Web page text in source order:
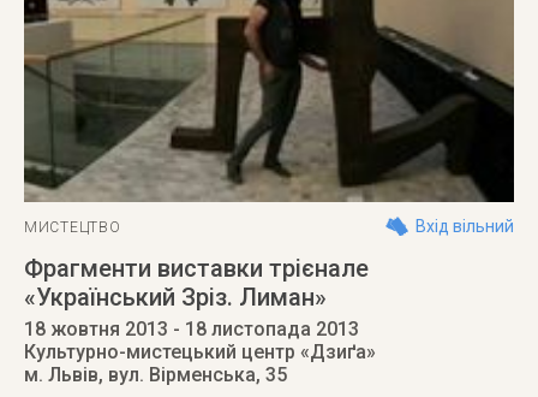
МИСТЕЦТВО Вхід вільний
Фрагменти виставки трієнале
«Український Зріз. Лиман»
18 жовтня 2013 - 18 листопада 2013
Культурно-мистецький центр «Дзиґа»
м. Львів, вул. Вірменська, 35